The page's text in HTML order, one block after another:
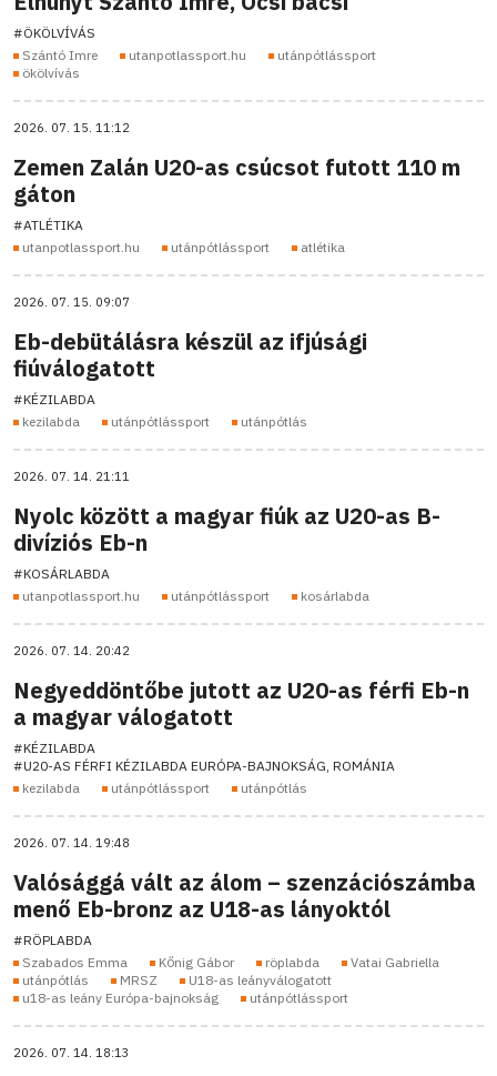
#ÖKÖLVÍVÁS
Szántó Imre
utanpotlassport.hu
utánpótlássport
ökölvívás
2026. 07. 15. 11:12
Zemen Zalán U20-as csúcsot futott 110 m
gáton
#ATLÉTIKA
utanpotlassport.hu
utánpótlássport atlétika
2026. 07. 15. 09:07
Eb-debütálásra készül az ifjúsági
fiúválogatott
#KÉZILABDA
kezilabda
utánpótlássport utánpótlás
2026. 07. 14. 21:11
Nyolc között a magyar fiúk az U20-as B-
divíziós Eb-n
#KOSÁRLABDA
utanpotlassport.hu
utánpótlássport kosárlabda
2026. 07. 14. 20:42
Negyeddöntőbe jutott az U20-as férfi Eb-n
a magyar válogatott
#KÉZILABDA
#U20-AS FÉRFI KÉZILABDA EURÓPA-BAJNOKSÁG, ROMÁNIA
kezilabda
utánpótlássport utánpótlás
2026. 07. 14. 19:48
Valósággá vált az álom – szenzációszámba
menő Eb-bronz az U18-as lányoktól
#RÖPLABDA
Szabados Emma
Kőnig Gábor röplabda
Vatai Gabriella
utánpótlás
MRSZ
U18-as leányválogatott
u18-as leány Európa-bajnokság
utánpótlássport
2026. 07. 14. 18:13